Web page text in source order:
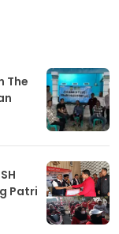
The
Patri